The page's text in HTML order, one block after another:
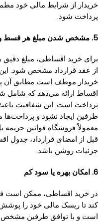
خریدار از شرایط مالی خود
پرداخت شود.
5. مشخص شدن مبلغ هر قسط و تاریخ پرداخت
برای خرید اقساطی، مبلغ
از عقد قرارداد مشخص شود.
خریدار موظف است مطابق آن
اقساط ارائه می‌دهد که شامل
پرداخت است. این شفافیت
طرفین ایجاد نشود و
معمولاً فروشگاه قوانین جریمه
قبل از امضای قرارداد، جدول
جزئیات روشن باشد.
6. امکان بهره یا سود کم
در خرید اقساطی، ممکن است
کند تا ریسک مالی خود را
است و با توافق طرفین مشخص